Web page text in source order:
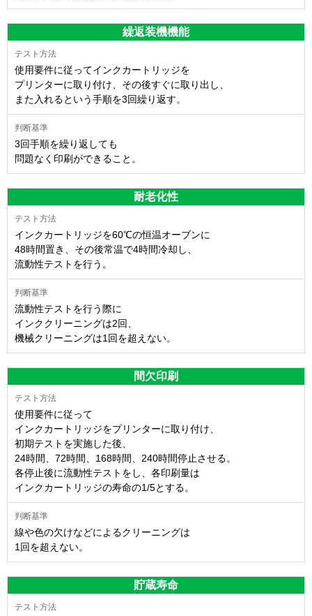
繰返装機機能
使用要件に従ってインクカートリッジを
プリンターに取り付け、その後すぐに取り出し、
また入れるという手順を3回繰り返す。
3回手順を繰り返しても
問題なく印刷ができること。
耐老化性
インクカートリッジを60℃の恒温オーブンに
48時間置き、その後常温で4時間冷却し、
流動性テストを行う。
流動性テストを行う際に
インククリーニングは2回、
機械クリーニングは1回を超えない。
間欠印刷
使用要件に従って
インクカートリッジをプリンターに取り付け、
初期テストを実施した後、
24時間、72時間、168時間、240時間停止させる。
各停止後に流動性テストをし、各印刷量は
インクカートリッジの寿命の1/5とする。
線や色の欠けなどによるクリーニングは
1回を超えない。
貯蔵寿命